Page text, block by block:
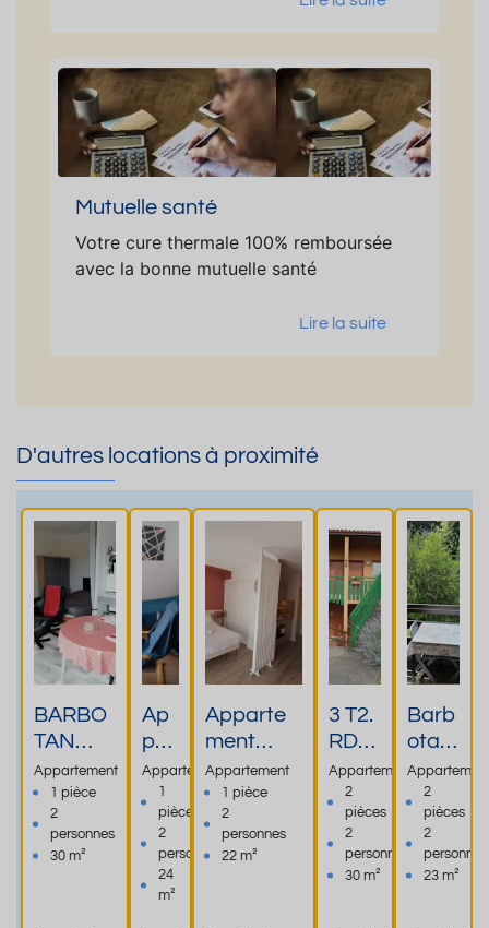
Mutuelle santé
Votre cure thermale 100% remboursée
avec la bonne mutuelle santé
Lire la suite
D'autres locations à proximité
BARBO
TAN
Proche
thermes
, 30 m2,
tout
Appartement
1 pièce
2
personnes
30 m²
Ap
par
te
me
nt
me
ubl
é à
Appartement
1
pièce
2
personnes
24
m²
Apparte
ment
convivial
avec
linge
fourni,
Appartement
1 pièce
2
personnes
22 m²
3 T2.
RDC
(Wifi,
parki
ng),
résid
ence
Appartement
2
pièces
2
personnes
30 m²
Barb
otan
agré
able
T1Bi
s**
lumin
2
pièces
2
personnes
23 m²